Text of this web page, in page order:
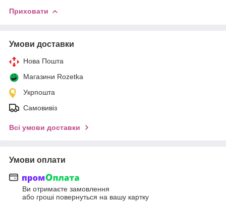
Приховати
Умови доставки
Нова Пошта
Магазини Rozetka
Укрпошта
Самовивіз
Всі умови доставки
Умови оплати
Ви отримаєте замовлення
або гроші повернуться на вашу картку